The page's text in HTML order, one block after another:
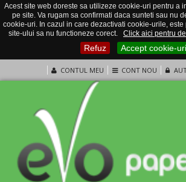
Acest site web doreste sa utilizeze cookie-uri pentru a
pe site. Va rugam sa confirmati daca sunteti sau nu
cookie-uri. In cazul in care dezactivati cookie-urile,
site-ului sa nu functioneze corect.
Click aici pentru
Refuz Accept cookie-uri
CONTUL MEU CONT NOU